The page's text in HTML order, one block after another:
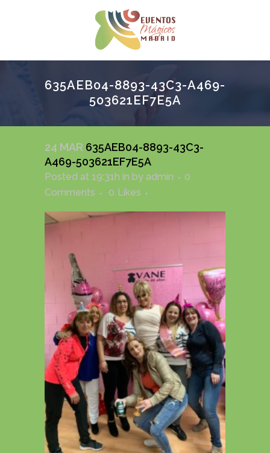
635AEB04-8893-43C3-A469-
503621EF7E5A
24 MAR 635AEB04-8893-43C3-
A469-503621EF7E5A
Posted at 19:31h in by admin
0
Comments
0 Likes